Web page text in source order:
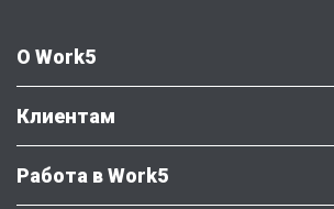
О Work5
Клиентам
Работа в Work5